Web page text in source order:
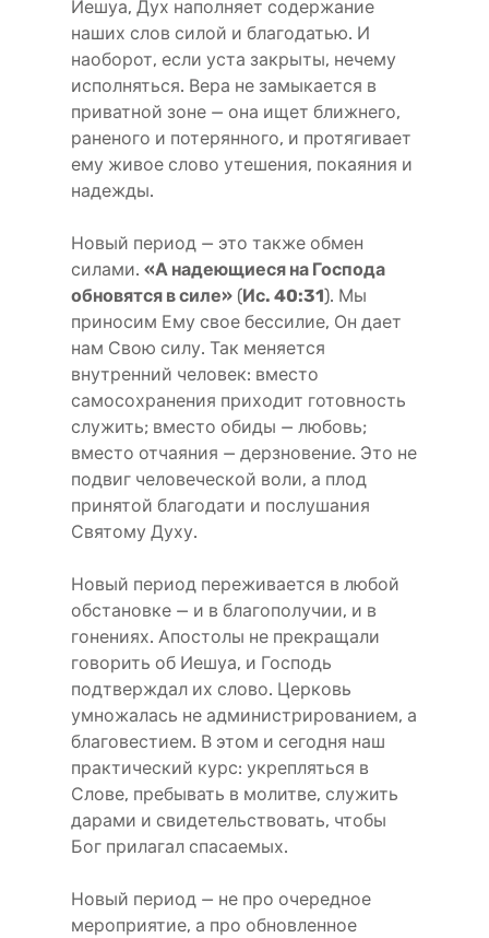
Иешуа, Дух наполняет содержание
наших слов силой и благодатью. И
наоборот, если уста закрыты, нечему
исполняться. Вера не замыкается в
приватной зоне — она ищет ближнего,
раненого и потерянного, и протягивает
ему живое слово утешения, покаяния и
надежды.
Новый период — это также обмен
силами. «А надеющиеся на Господа
обновятся в силе» (Ис. 40:31). Мы
приносим Ему свое бессилие, Он дает
нам Свою силу. Так меняется
внутренний человек: вместо
самосохранения приходит готовность
служить; вместо обиды — любовь;
вместо отчаяния — дерзновение. Это не
подвиг человеческой воли, а плод
принятой благодати и послушания
Святому Духу.
Новый период переживается в любой
обстановке — и в благополучии, и в
гонениях. Апостолы не прекращали
говорить об Иешуа, и Господь
подтверждал их слово. Церковь
умножалась не администрированием, а
благовестием. В этом и сегодня наш
практический курс: укрепляться в
Слове, пребывать в молитве, служить
дарами и свидетельствовать, чтобы
Бог прилагал спасаемых.
Новый период — не про очередное
мероприятие, а про обновленное